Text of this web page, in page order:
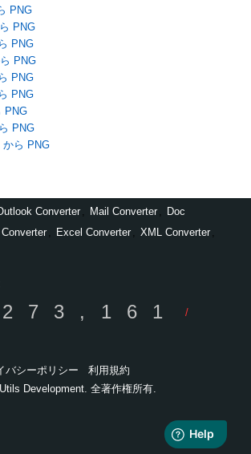
PNG
PNG
PNG
PNG
PNG
PNG
PNG
PNG
から PNG
Converter Mail Converter
Doc
Excel Converter XML Converter
/
バシーポリシー
利用規約
Development. 全著作権所有.